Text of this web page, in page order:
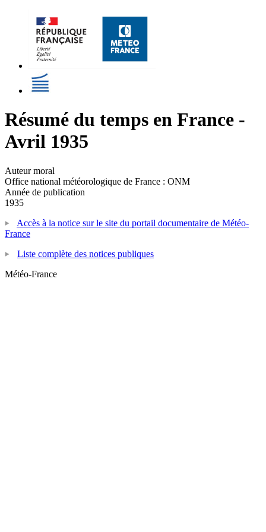
Résumé du temps en France -
Avril 1935
Auteur moral
Office national météorologique de France : ONM
Année de publication
1935
Accès à la notice sur le site du portail documentaire de Météo-
France
Liste complète des notices publiques
Météo-France